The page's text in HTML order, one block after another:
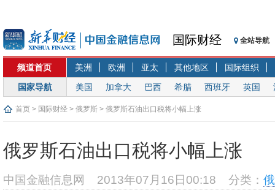
国际财经 全站导航
频道首页 美洲 欧洲 亚太 其他地区
国际组织
国家导航
美国 加拿大 巴西 希腊 西班牙 英国
首页 > 国际财经 > 俄罗斯 > 俄罗斯石油出口税将小幅上涨
俄罗斯石油出口税将小幅上涨
中国金融信息网 2013年07月16日00:18 分类：